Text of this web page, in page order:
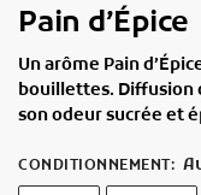
Pain d’Épice
Un arôme Pain
bouillettes. Diffusion
son odeur sucrée et
CONDITIONNEMENT: